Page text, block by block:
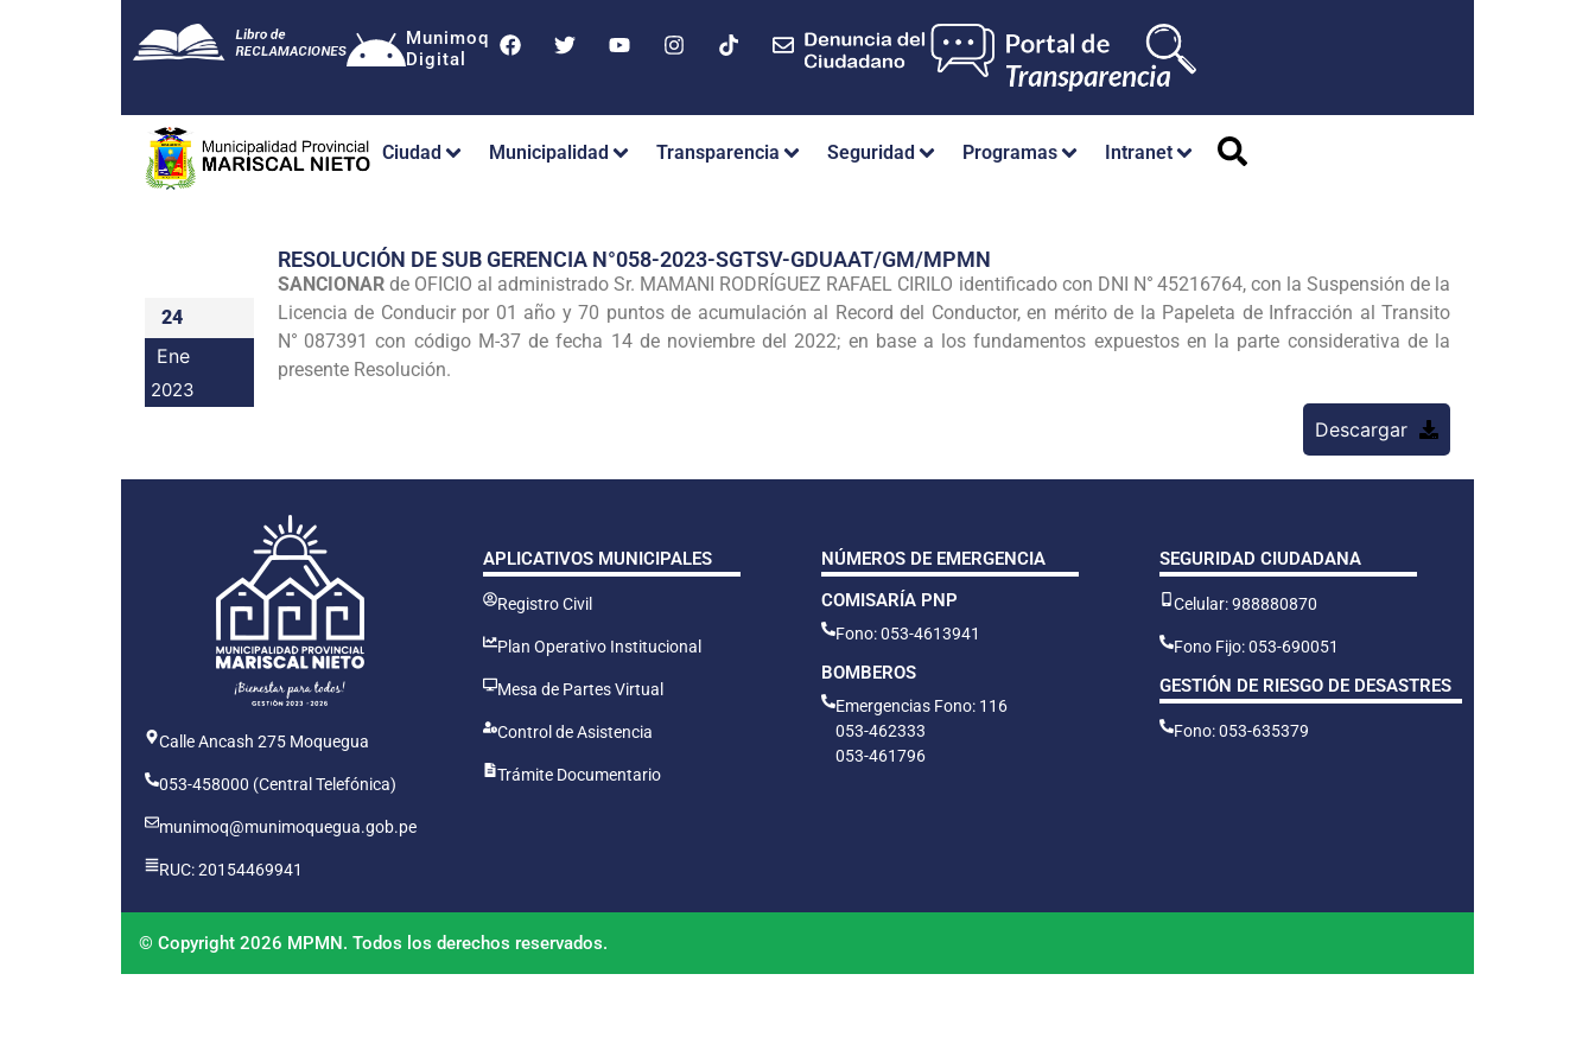
Munimoq
Digital
Ciudad Municipalidad Transparencia Seguridad Programas Intranet
24
Ene
2023
RESOLUCIÓN DE SUB GERENCIA N°058-2023-SGTSV-GDUAAT/GM/MPMN
SANCIONAR de OFICIO al administrado Sr. MAMANI RODRÍGUEZ RAFAEL CIRILO identificado con DNI N° 45216764, con la Suspensión de la
Licencia de Conducir por 01 año y 70 puntos de acumulación al Record del Conductor, en mérito de la Papeleta de Infracción al Transito
N° 087391 con código M-37 de fecha 14 de noviembre del 2022; en base a los fundamentos expuestos en la parte considerativa de la
presente Resolución.
Descargar
Calle Ancash 275 Moquegua
053-458000 (Central Telefónica)
munimoq@munimoquegua.gob.pe
RUC: 20154469941
APLICATIVOS MUNICIPALES
Registro Civil
Plan Operativo Institucional
Mesa de Partes Virtual
Control de Asistencia
Trámite Documentario
NÚMEROS DE EMERGENCIA
COMISARÍA PNP
Fono: 053-4613941
BOMBEROS
Emergencias Fono: 116
053-462333
053-461796
SEGURIDAD CIUDADANA
Celular: 988880870
Fono Fijo: 053-690051
GESTIÓN DE RIESGO DE DESASTRES
Fono: 053-635379
© Copyright 2026 MPMN. Todos los derechos reservados.